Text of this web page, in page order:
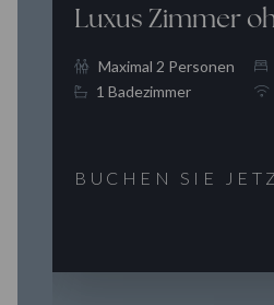
Deluxe Zimmer
Maximal 2 Personen
1 Badezimmer
BUCHEN SIE